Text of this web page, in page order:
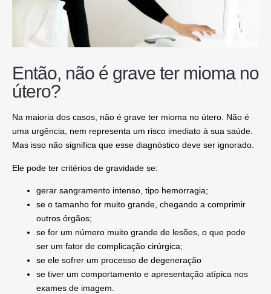
Então, não é grave ter mioma no
útero?
Na maioria dos casos, não é grave ter mioma no útero. Não é
uma urgência, nem representa um risco imediato à sua saúde.
Mas isso não significa que esse diagnóstico deve ser ignorado.
Ele pode ter critérios de gravidade se:
gerar sangramento intenso, tipo hemorragia;
se o tamanho for muito grande, chegando a comprimir
outros órgãos;
se for um número muito grande de lesões, o que pode
ser um fator de complicação cirúrgica;
se ele sofrer um processo de degeneração
se tiver um comportamento e apresentação atípica nos
exames de imagem.